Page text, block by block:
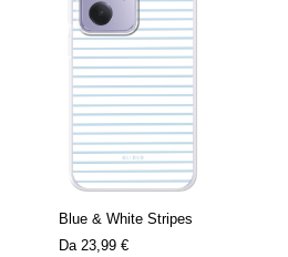
Blue & White Stripes
Da 23,99 €